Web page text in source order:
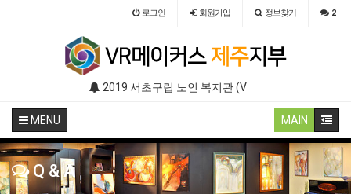
로그인 회원가입 정보찾기 2
2019 서초구립 노인 복지관 (VR 설치) - VR 구축 판매
MENU MAIN
Q & A